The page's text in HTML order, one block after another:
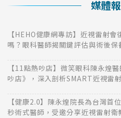
媒體
【HEHO健康網專訪】近視雷射
嗎？眼科醫師揭關鍵評估與術後保
【11點熱吵店】微笑眼科陳永煌
吵店》，深入剖析SMART近視雷
【健康2.0】陳永煌院長為台灣首
秒術式醫師，受邀分享近視雷射衛